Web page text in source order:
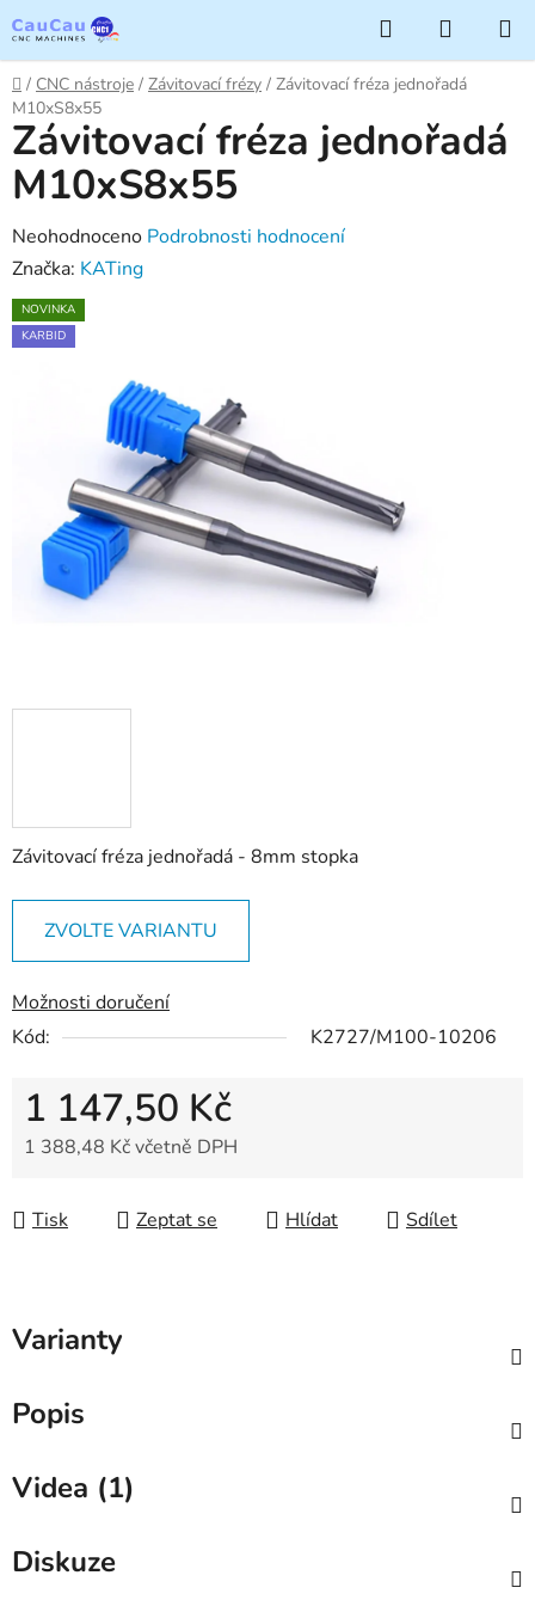
na
obsah
Hledat
KOŠÍK
Domů
/ CNC nástroje / Závitovací frézy / Závitovací fréza jednořadá
M10xS8x55
Závitovací fréza jednořadá - 8mm stopka
ZVOLTE VARIANTU
Možnosti doručení
Kód:
K2727/M100-10206
1 147,50 Kč
1 388,48 Kč včetně DPH
Tisk
Zeptat se Hlídat Sdílet
Závitovací fréza jednořadá
M10xS8x55
Průměrné
hodnocení
produktu
je
Neohodnoceno Podrobnosti hodnocení
Značka: KATing
NOVINKA
KARBID
Varianty
Popis
Videa (1)
Diskuze